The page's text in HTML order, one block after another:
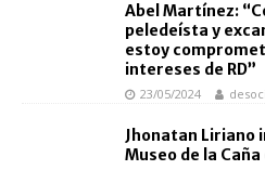
Abel Martínez:
peledeísta y
estoy
intereses de RD”
23/05/2024
Jhonatan Liriano
Museo de la Caña